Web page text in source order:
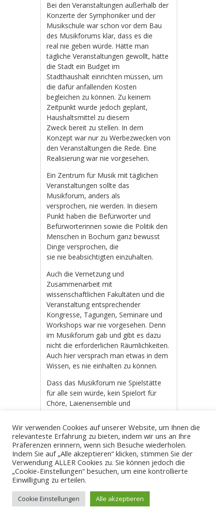
Bei den Veranstaltungen außerhalb der
Konzerte der Symphoniker und der
Musikschule war schon vor dem Bau
des Musikforums klar, dass es die
real nie geben würde. Hätte man
tägliche Veranstaltungen gewollt, hätte
die Stadt ein Budget im
Stadthaushalt einrichten müssen, um
die dafür anfallenden Kosten
begleichen zu können. Zu keinem
Zeitpunkt wurde jedoch geplant,
Haushaltsmittel zu diesem
Zweck bereit zu stellen. In dem
Konzept war nur zu Werbezwecken von
den Veranstaltungen die Rede. Eine
Realisierung war nie vorgesehen.
Ein Zentrum für Musik mit täglichen
Veranstaltungen sollte das
Musikforum, anders als
versprochen, nie werden. In diesem
Punkt haben die Befürworter und
Befürworterinnen sowie die Politik den
Menschen in Bochum ganz bewusst
Dinge versprochen, die
sie nie beabsichtigten einzuhalten.
Auch die Vernetzung und
Zusammenarbeit mit
wissenschaftlichen Fakultäten und die
Veranstaltung entsprechender
Kongresse, Tagungen, Seminare und
Workshops war nie vorgesehen. Denn
im Musikforum gab und gibt es dazu
nicht die erforderlichen Räumlichkeiten.
Auch hier versprach man etwas in dem
Wissen, es nie einhalten zu können.
Dass das Musikforum nie Spielstätte
für alle sein würde, kein Spielort für
Chöre, Laienensemble und
vor dem Bau klar sein
müssen. Nutzungsgebühren von 3.000
– 4.000 Euro für den Konzertsaal und
1.000 bis 2.000 Euro für den kleinen
Saal können sich Vereine,
bürgerliche Initiativen und Projekte
nicht leisten. Entweder war man in der
Politik zu naiv, das zu erkennen oder
auch hier hat man bewusst etwas
Wir verwenden Cookies auf unserer Website, um Ihnen die
relevanteste Erfahrung zu bieten, indem wir uns an Ihre
Präferenzen erinnern, wenn sich Besuche wiederholen.
Indem Sie auf „Alle akzeptieren“ klicken, stimmen Sie der
Verwendung ALLER Cookies zu. Sie können jedoch die
„Cookie-Einstellungen“ besuchen, um eine kontrollierte
Einwilligung zu erteilen.
Cookie Einstellungen Alle akzeptieren